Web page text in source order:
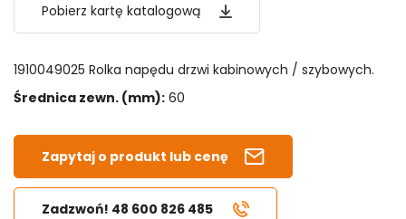
Pobierz kartę katalogową
1910049025 Rolka napędu drzwi kabinowych / szybowych.
Średnica zewn. (mm): 60
Zapytaj o produkt lub cenę
Zadzwoń! 48 600 826 485